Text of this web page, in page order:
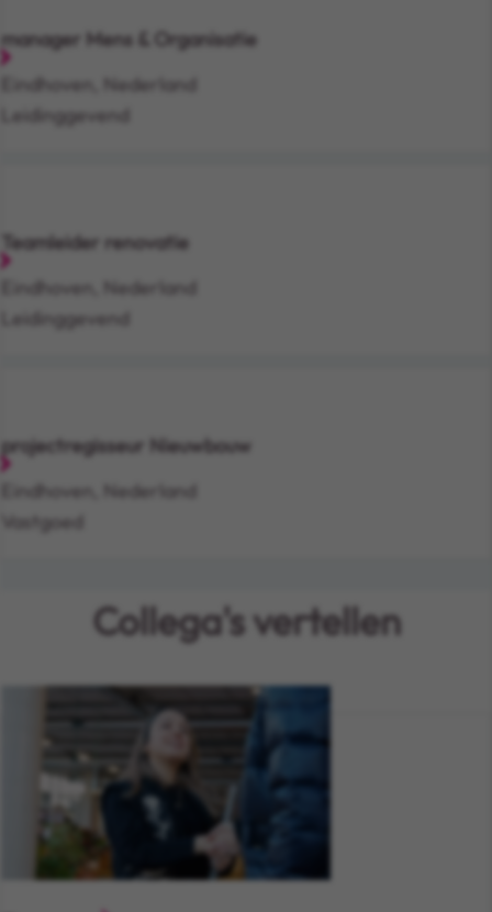
manager Mens & Organisatie
Eindhoven, Nederland
Leidinggevend
Teamleider renovatie
Eindhoven, Nederland
Leidinggevend
projectregisseur Nieuwbouw
Eindhoven, Nederland
Vastgoed
Collega's vertellen